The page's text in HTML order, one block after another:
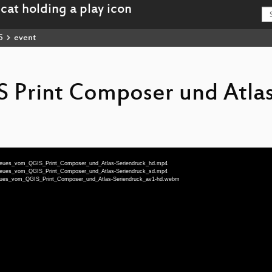
event
Print Composer und
Seriendruck_hd.mp4
Seriendruck_sd.mp4
Seriendruck_av1-hd.webm